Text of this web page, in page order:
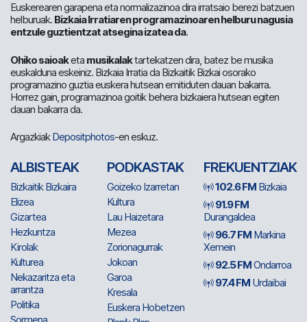
Euskerearen garapena eta normalizazinoa dira irratsaio berezi batzuen
helburuak. Bizkaia Irratiaren programazinoaren helburu nagusia
entzule guztientzat atsegina izatea da.
Ohiko saioaketa musikalaktartekatzen dira, batez be musika
euskalduna eskeiniz. Bizkaia Irratia da Bizkaitik Bizkai osorako
programazino guztia euskera hutsean emitiduten dauan bakarra.
Horrez gain, programazinoa goitik behera bizkaiera hutsean egiten
dauan bakarra da.
ArgazkiakDepositphotos-en eskuz.
ALBISTEAK
Bizkaitik Bizkaira
Elizea
Gizartea
Hezkuntza
Kirolak
Kulturea
Nekazaritza eta
arrantza
Politika
PODKASTAK
Goizeko Izarretan
Kultura
Lau Haizetara
Mezea
Zorionagurrak
Jokoan
Garoa
Kresala
Euskera Hobetzen
FREKUENTZIAK
102.6 FM Bizkaia
91.9 FM
Durangaldea
96.7 FM Markina
Xemein
92.5 FMOndarroa
97.4 FM Urdaibai